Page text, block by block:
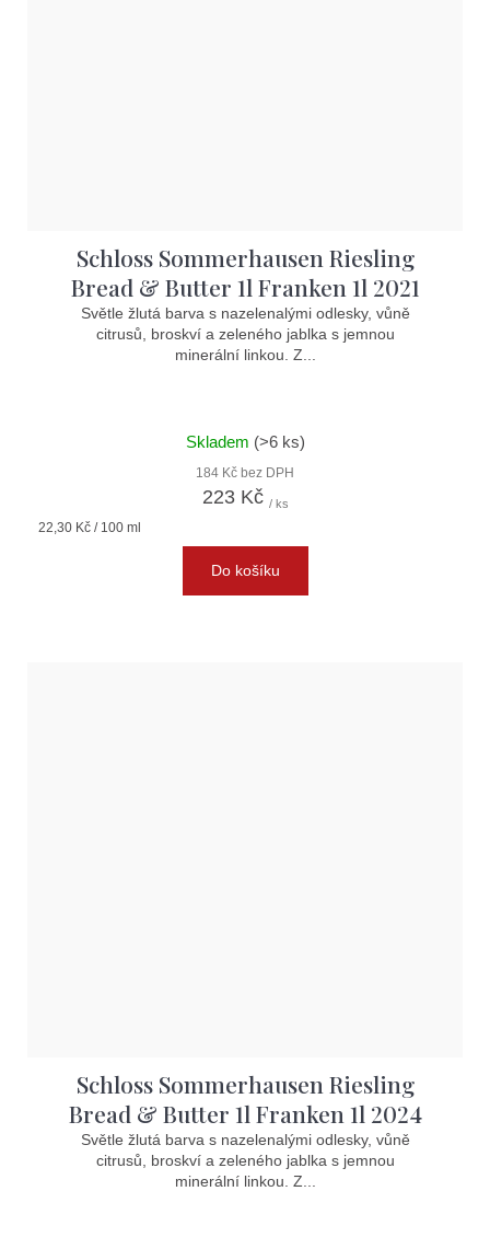
Schloss Sommerhausen Riesling
Bread & Butter 1l Franken 1l 2021
Světle žlutá barva s nazelenalými odlesky, vůně
citrusů, broskví a zeleného jablka s jemnou
minerální linkou. Z...
Skladem (>6 ks)
184 Kč bez DPH
223 Kč / ks
Měrná
22,30 Kč / 100 ml
Do košíku
Schloss Sommerhausen Riesling
Bread & Butter 1l Franken 1l 2024
Světle žlutá barva s nazelenalými odlesky, vůně
citrusů, broskví a zeleného jablka s jemnou
minerální linkou. Z...